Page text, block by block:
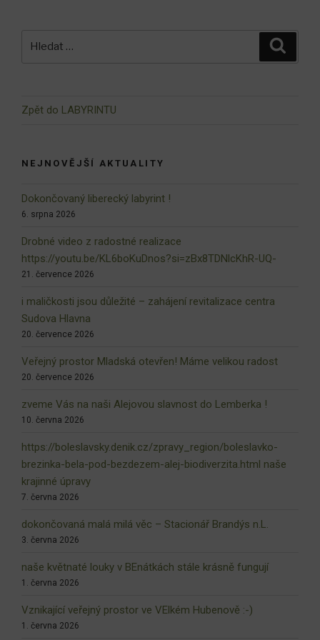
Zpět do LABYRINTU
NEJNOVĚJŠÍ AKTUALITY
Dokončovaný liberecký labyrint !
6. srpna 2026
Drobné video z radostné realizace
https://youtu.be/KL6boKuDnos?si=zBx8TDNlcKhR-UQ-
21. července 2026
i maličkosti jsou důležité – zahájení revitalizace centra
Sudova Hlavna
20. července 2026
Veřejný prostor Mladská otevřen! Máme velikou radost
20. července 2026
zveme Vás na naši Alejovou slavnost do Lemberka !
10. června 2026
https://boleslavsky.denik.cz/zpravy_region/boleslavko-
brezinka-bela-pod-bezdezem-alej-biodiverzita.html naše
krajinné úpravy
7. června 2026
dokončovaná malá milá věc – Stacionář Brandýs n.L.
3. června 2026
naše květnaté louky v BEnátkách stále krásně fungují
1. června 2026
Vznikající veřejný prostor ve VElkém Hubenově :-)
1. června 2026